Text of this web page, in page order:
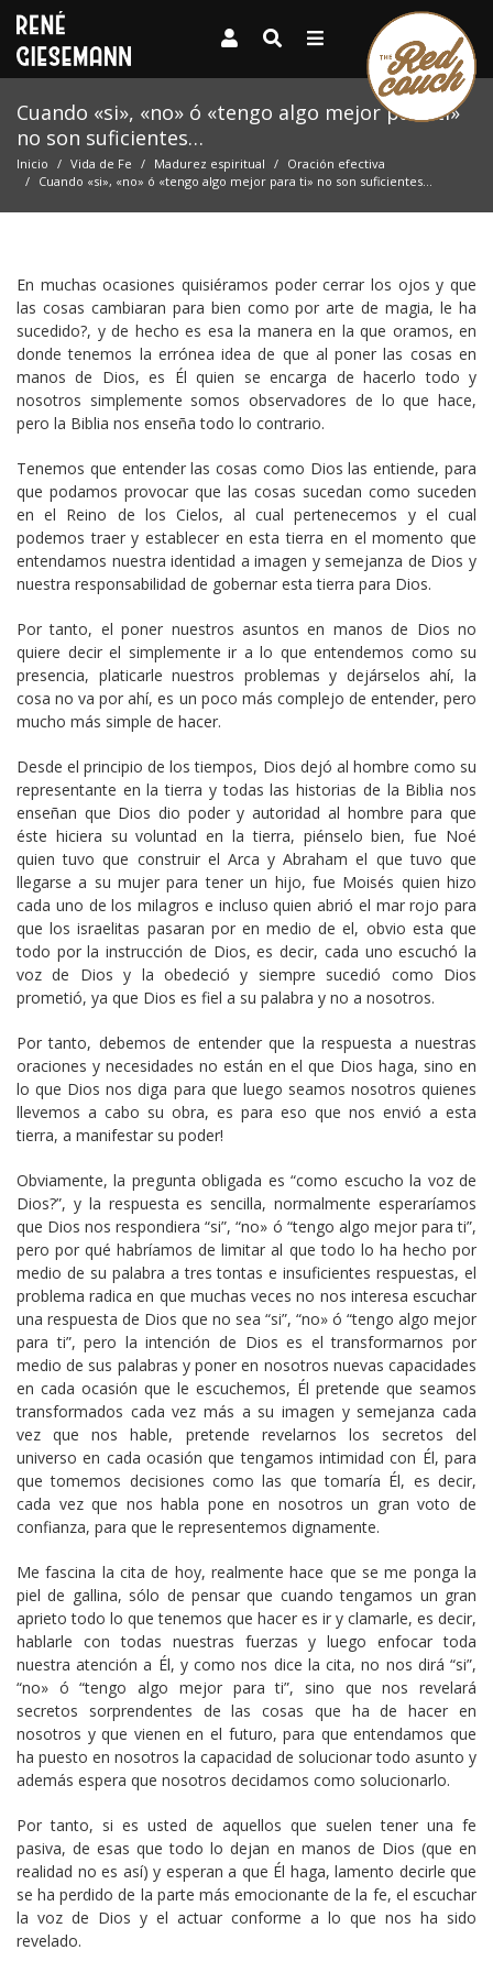
Cuando «si», «no» ó «tengo algo mejor para ti»
no son suficientes…
Inicio Vida de Fe Madurez espiritual
Oración efectiva
Cuando «si», «no» ó «tengo algo mejor para ti» no son suficientes…
En muchas ocasiones quisiéramos poder cerrar los ojos y que
las cosas cambiaran para bien como por arte de magia, le ha
sucedido?, y de hecho es esa la manera en la que oramos, en
donde tenemos la errónea idea de que al poner las cosas en
manos de Dios, es Él quien se encarga de hacerlo todo y
nosotros simplemente somos observadores de lo que hace,
pero la Biblia nos enseña todo lo contrario.
Tenemos que entender las cosas como Dios las entiende, para
que podamos provocar que las cosas sucedan como suceden
en el Reino de los Cielos, al cual pertenecemos y el cual
podemos traer y establecer en esta tierra en el momento que
entendamos nuestra identidad a imagen y semejanza de Dios y
nuestra responsabilidad de gobernar esta tierra para Dios.
Por tanto, el poner nuestros asuntos en manos de Dios no
quiere decir el simplemente ir a lo que entendemos como su
presencia, platicarle nuestros problemas y dejárselos ahí, la
cosa no va por ahí, es un poco más complejo de entender, pero
mucho más simple de hacer.
Desde el principio de los tiempos, Dios dejó al hombre como su
representante en la tierra y todas las historias de la Biblia nos
enseñan que Dios dio poder y autoridad al hombre para que
éste hiciera su voluntad en la tierra, piénselo bien, fue Noé
quien tuvo que construir el Arca y Abraham el que tuvo que
llegarse a su mujer para tener un hijo, fue Moisés quien hizo
cada uno de los milagros e incluso quien abrió el mar rojo para
que los israelitas pasaran por en medio de el, obvio esta que
todo por la instrucción de Dios, es decir, cada uno escuchó la
voz de Dios y la obedeció y siempre sucedió como Dios
prometió, ya que Dios es fiel a su palabra y no a nosotros.
Por tanto, debemos de entender que la respuesta a nuestras
oraciones y necesidades no están en el que Dios haga, sino en
lo que Dios nos diga para que luego seamos nosotros quienes
llevemos a cabo su obra, es para eso que nos envió a esta
tierra, a manifestar su poder!
Obviamente, la pregunta obligada es “como escucho la voz de
Dios?”, y la respuesta es sencilla, normalmente esperaríamos
que Dios nos respondiera “si”, “no» ó “tengo algo mejor para ti”,
pero por qué habríamos de limitar al que todo lo ha hecho por
medio de su palabra a tres tontas e insuficientes respuestas, el
problema radica en que muchas veces no nos interesa escuchar
una respuesta de Dios que no sea “si”, “no» ó “tengo algo mejor
para ti”, pero la intención de Dios es el transformarnos por
medio de sus palabras y poner en nosotros nuevas capacidades
en cada ocasión que le escuchemos, Él pretende que seamos
transformados cada vez más a su imagen y semejanza cada
vez que nos hable, pretende revelarnos los secretos del
universo en cada ocasión que tengamos intimidad con Él, para
que tomemos decisiones como las que tomaría Él, es decir,
cada vez que nos habla pone en nosotros un gran voto de
confianza, para que le representemos dignamente.
Me fascina la cita de hoy, realmente hace que se me ponga la
piel de gallina, sólo de pensar que cuando tengamos un gran
aprieto todo lo que tenemos que hacer es ir y clamarle, es decir,
hablarle con todas nuestras fuerzas y luego enfocar toda
nuestra atención a Él, y como nos dice la cita, no nos dirá “si”,
“no» ó “tengo algo mejor para ti”, sino que nos revelará
secretos sorprendentes de las cosas que ha de hacer en
nosotros y que vienen en el futuro, para que entendamos que
ha puesto en nosotros la capacidad de solucionar todo asunto y
además espera que nosotros decidamos como solucionarlo.
Por tanto, si es usted de aquellos que suelen tener una fe
pasiva, de esas que todo lo dejan en manos de Dios (que en
realidad no es así) y esperan a que Él haga, lamento decirle que
se ha perdido de la parte más emocionante de la fe, el escuchar
la voz de Dios y el actuar conforme a lo que nos ha sido
revelado.